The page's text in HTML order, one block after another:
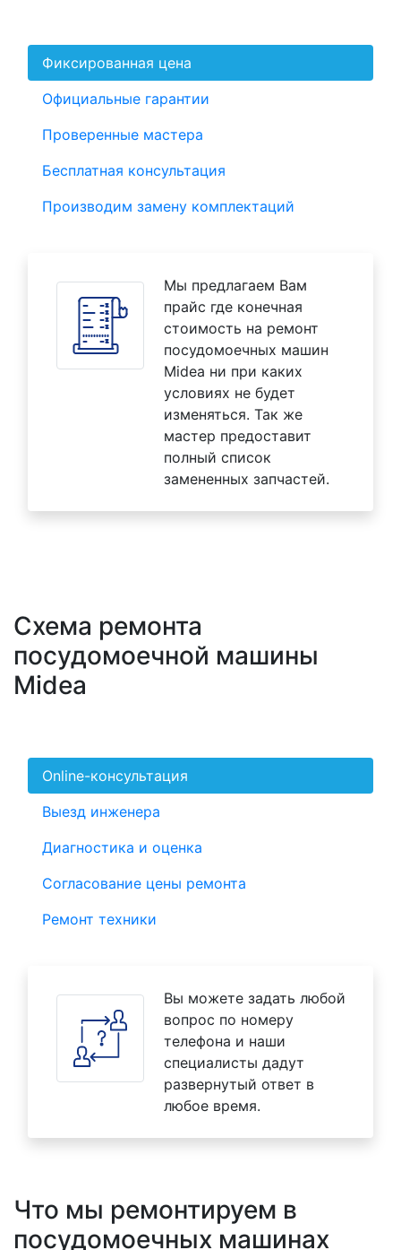
Фиксированная цена
Официальные гарантии
Проверенные мастера
Бесплатная консультация
Производим замену комплектаций
Мы предлагаем Вам
прайс где конечная
стоимость на ремонт
посудомоечных машин
Midea ни при каких
условиях не будет
изменяться. Так же
мастер предоставит
полный список
замененных запчастей.
Схема ремонта
посудомоечной машины
Midea
Online-консультация
Выезд инженера
Диагностика и оценка
Согласование цены ремонта
Ремонт техники
Вы можете задать любой
вопрос по номеру
телефона и наши
специалисты дадут
развернутый ответ в
любое время.
Что мы ремонтируем в
посудомоечных машинах